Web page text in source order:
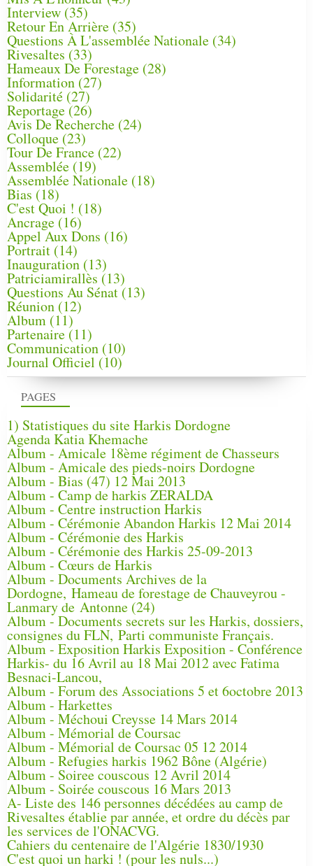
PAGES
1) Statistiques du site Harkis Dordogne
Agenda Katia Khemache
Album - Amicale 18ème régiment de Chasseurs
Album - Amicale des pieds-noirs Dordogne
Album - Bias (47) 12 Mai 2013
Album - Camp de harkis ZERALDA
Album - Centre instruction Harkis
Album - Cérémonie Abandon Harkis 12 Mai 2014
Album - Cérémonie des Harkis
Album - Cérémonie des Harkis 25-09-2013
Album - Cœurs de Harkis
Album - Documents Archives de la
Dordogne, Hameau de forestage de Chauveyrou -
Lanmary de Antonne (24)
Album - Documents secrets sur les Harkis, dossiers,
consignes du FLN, Parti communiste Français.
Album - Exposition Harkis Exposition - Conférence
Harkis- du 16 Avril au 18 Mai 2012 avec Fatima
Besnaci-Lancou,
Album - Forum des Associations 5 et 6octobre 2013
Album - Harkettes
Album - Méchoui Creysse 14 Mars 2014
Album - Mémorial de Coursac
Album - Mémorial de Coursac 05 12 2014
Album - Refugies harkis 1962 Bône (Algérie)
Album - Soiree couscous 12 Avril 2014
Album - Soirée couscous 16 Mars 2013
A- Liste des 146 personnes décédées au camp de
Rivesaltes établie par année, et ordre du décès par
les services de l'ONACVG.
Cahiers du centenaire de l'Algérie 1830/1930
C'est quoi un harki ! (pour les nuls...)
Interview (35)
Retour En Arrière (35)
Questions À L'assemblée Nationale (34)
Rivesaltes (33)
Hameaux De Forestage (28)
Information (27)
Solidarité (27)
Reportage(26)
Avis De Recherche (24)
Colloque (23)
Tour De France (22)
Assemblée (19)
Assemblée Nationale (18)
Bias (18)
C'est Quoi ! (18)
Ancrage (16)
Appel Aux Dons (16)
Portrait (14)
Inauguration (13)
Patriciamirallès (13)
Questions Au Sénat(13)
Réunion (12)
Album (11)
Partenaire(11)
Communication (10)
Journal Officiel (10)